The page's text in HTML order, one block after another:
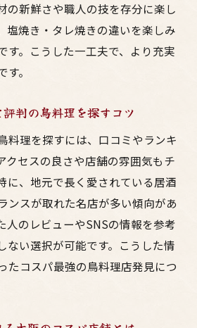
の新鮮さや職人の技を存分に楽し
塩焼き・タレ焼きの違いを楽しみ
す。こうした一工夫で、より充実
。
判の鳥料理を探すコツ
料理を探すには、口コミやランキ
クセスの良さや店舗の雰囲気もチ
に、地元で長く愛されている居酒
ンスが取れた名店が多い傾向があ
人のレビューやSNSの情報を参考
ない選択が可能です。こうした情
たコスパ最強の鳥料理店発見につ